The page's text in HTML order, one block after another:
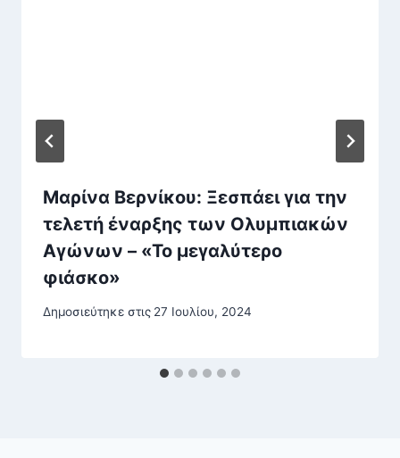
Μαρίνα Βερνίκου: Ξεσπάει για την
τελετή έναρξης των Ολυμπιακών
Αγώνων – «Το μεγαλύτερο
φιάσκο»
Δημοσιεύτηκε στις 27 Ιουλίου, 2024